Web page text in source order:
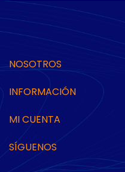
NOSOTROS
INFORMACIÓN
MI CUENTA
SÍGUENOS